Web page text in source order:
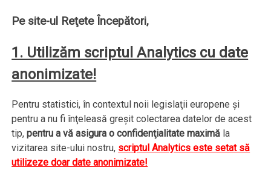
Pe site-ul Reţete Începători,
1. Utilizăm scriptul Analytics cu date
anonimizate!
Pentru statistici, în contextul noii legislaţii europene şi
pentru a nu fi înţeleasă greşit colectarea datelor de acest
tip,pentru a vă asigura o confidenţialitate maximă la
vizitarea site-ului nostru, scriptul Analytics este setat să
utilizeze doar date anonimizate!